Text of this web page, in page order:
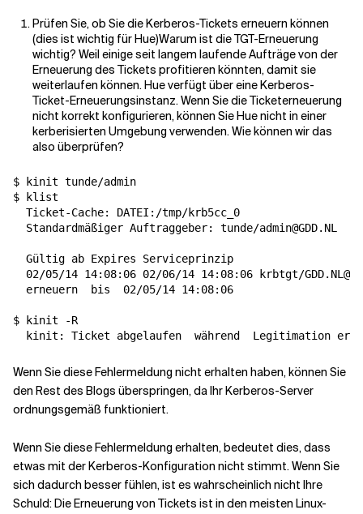
Prüfen Sie, ob Sie die Kerberos-Tickets erneuern können
(dies ist wichtig für Hue)Warum ist die TGT-Erneuerung
wichtig? Weil einige seit langem laufende Aufträge von der
Erneuerung des Tickets profitieren könnten, damit sie
weiterlaufen können. Hue verfügt über eine Kerberos-
Ticket-Erneuerungsinstanz. Wenn Sie die Ticketerneuerung
nicht korrekt konfigurieren, können Sie Hue nicht in einer
kerberisierten Umgebung verwenden. Wie können wir das
also überprüfen?
$ kinit tunde/admin
$ klist
  Ticket-Cache: DATEI:/tmp/krb5cc_0
  Standardmäßiger Auftraggeber: tunde/admin@GDD.NL
  Gültig ab Expires Serviceprinzip
02/05/14 14:08:06 02/06/14 14:08:06 krbtgt/
  erneuern
bis
  02/05/14 14:08:06
$ kinit -R
  kinit: Ticket abgelaufen
während
Wenn Sie diese Fehlermeldung nicht erhalten haben, können Sie
den Rest des Blogs überspringen, da Ihr Kerberos-Server
ordnungsgemäß funktioniert.
Wenn Sie diese Fehlermeldung erhalten, bedeutet dies, dass
etwas mit der Kerberos-Konfiguration nicht stimmt. Wenn Sie
sich dadurch besser fühlen, ist es wahrscheinlich nicht Ihre
Schuld: Die Erneuerung von Tickets ist in den meisten Linux-